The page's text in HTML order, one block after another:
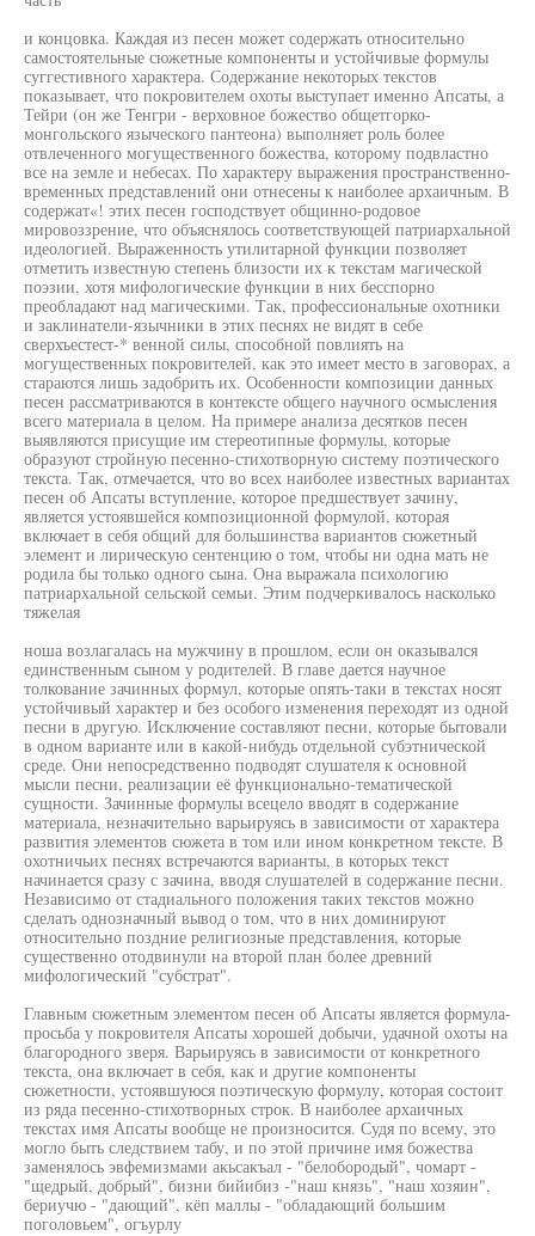
и концовка. Каждая из песен может содержать относительно
самостоятельные сюжетные компоненты и устойчивые формулы
суггестивного характера. Содержание некоторых текстов
показывает, что покровителем охоты выступает именно Апсаты, а
Тейри (он же Тенгри - верховное божество общетгорко-
монгольского языческого пантеона) выполняет роль более
отвлеченного могущественного божества, которому подвластно
все на земле и небесах. По характеру выражения пространственно-
временных представлений они отнесены к наиболее архаичным. В
содержат«! этих песен господствует общинно-родовое
мировоззрение, что объяснялось соответствующей патриархальной
идеологией. Выраженность утилитарной функции позволяет
отметить известную степень близости их к текстам магической
поэзии, хотя мифологические функции в них бесспорно
преобладают над магическими. Так, профессиональные охотники
и заклинатели-язычники в этих песнях не видят в себе
сверхъестест-* венной силы, способной повлиять на
могущественных покровителей, как это имеет место в заговорах, а
стараются лишь задобрить их. Особенности композиции данных
песен рассматриваются в контексте общего научного осмысления
всего материала в целом. На примере анализа десятков песен
выявляются присущие им стереотипные формулы, которые
образуют стройную песенно-стихотворную систему поэтического
текста. Так, отмечается, что во всех наиболее известных вариантах
песен об Апсаты вступление, которое предшествует зачину,
является устоявшейся композиционной формулой, которая
включает в себя общий для большинства вариантов сюжетный
элемент и лирическую сентенцию о том, чтобы ни одна мать не
родила бы только одного сына. Она выражала психологию
патриархальной сельской семьи. Этим подчеркивалось насколько
тяжелая
ноша возлагалась на мужчину в прошлом, если он оказывался
единственным сыном у родителей. В главе дается научное
толкование зачинных формул, которые опять-таки в текстах носят
устойчивый характер и без особого изменения переходят из одной
песни в другую. Исключение составляют песни, которые бытовали
в одном варианте или в какой-нибудь отдельной субэтнической
среде. Они непосредственно подводят слушателя к основной
мысли песни, реализации её функционально-тематической
сущности. Зачинные формулы всецело вводят в содержание
материала, незначительно варьируясь в зависимости от характера
развития элементов сюжета в том или ином конкретном тексте. В
охотничьих песнях встречаются варианты, в которых текст
начинается сразу с зачина, вводя слушателей в содержание песни.
Независимо от стадиального положения таких текстов можно
сделать однозначный вывод о том, что в них доминируют
относительно поздние религиозные представления, которые
существенно отодвинули на второй план более древний
мифологический "субстрат".
Главным сюжетным элементом песен об Апсаты является формула-
просьба у покровителя Апсаты хорошей добычи, удачной охоты на
благородного зверя. Варьируясь в зависимости от конкретного
текста, она включает в себя, как и другие компоненты
сюжетности, устоявшуюся поэтическую формулу, которая состоит
из ряда песенно-стихотворных строк. В наиболее архаичных
текстах имя Апсаты вообще не произносится. Судя по всему, это
могло быть следствием табу, и по этой причине имя божества
заменялось эвфемизмами акьсакъал - "белобородый", чомарт -
"щедрый, добрый", бизни бийибиз -"наш князь", "наш хозяин",
бериучю - "дающий", кёп маллы - "обладающий большим
поголовьем", огъурлу